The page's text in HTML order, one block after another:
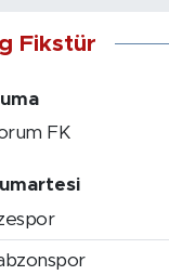
Fikstür
FK